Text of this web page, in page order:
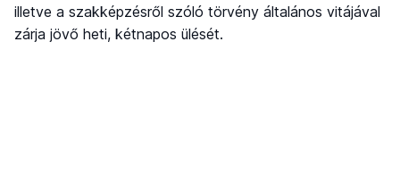
illetve a szakképzésről szóló törvény általános vitájával
zárja jövő heti, kétnapos ülését.